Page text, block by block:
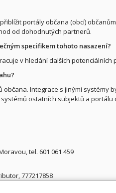
portály občana (obcí)
od dohodnutých partnerů.
specifikem tohoto nasazení?
v hledání dalších
Integrace s jinými systémy
ostatních subjektů a portálu
tel. 601 061 459
777217858